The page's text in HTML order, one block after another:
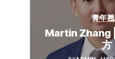
创业澳
澳洲灿烂阳光
主——专访澳
生态橄榄园园
青年
Martin Zhang
方
专家
为什么澳洲货
宠？《商圈》
制造协会